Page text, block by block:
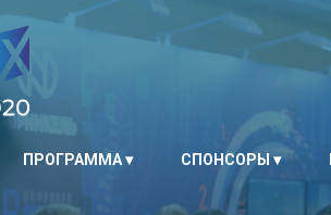
ПРОГРАММА СПОНСОРЫ